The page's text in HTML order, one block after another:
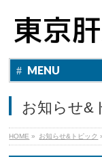
MENU
お知らせ&
HOME » お知らせ&トピック